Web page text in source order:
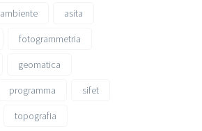
ambiente asita
fotogrammetria
geomatica
programma sifet
topografia